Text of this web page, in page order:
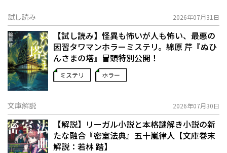
試し読み 2026年07月31日
【試し読み】怪異も怖いが人も怖い、最悪の
因習タワマンホラーミステリ。綿原 芹『ぬひ
んさまの塔』冒頭特別公開！
ミステリ ホラー
文庫解説 2026年07月30日
【解説】リーガル小説と本格謎解き小説の新
たな融合――『密室法典』五十嵐律人【文庫巻末
解説：若林 踏】